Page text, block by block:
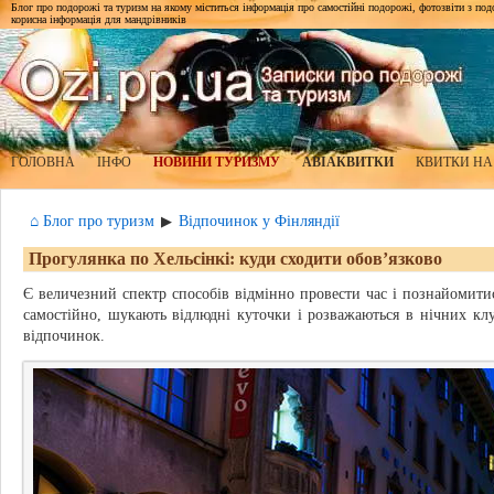
Блог про подорожі та туризм на якому міститься інформація про самостійні подорожі, фотозвіти з
корисна інформація для мандрівників
ГОЛОВНА ІНФО НОВИНИ ТУРИЗМУ АВІАКВИТКИ КВИТКИ
⌂ Блог про туризм ▶ Відпочинок у Фінляндії
Прогулянка по Хельсінкі: куди сходити обов’язково
Є величезний спектр способів відмінно провести час і
самостійно, шукають відлюдні куточки і розважаються в нічних
відпочинок.